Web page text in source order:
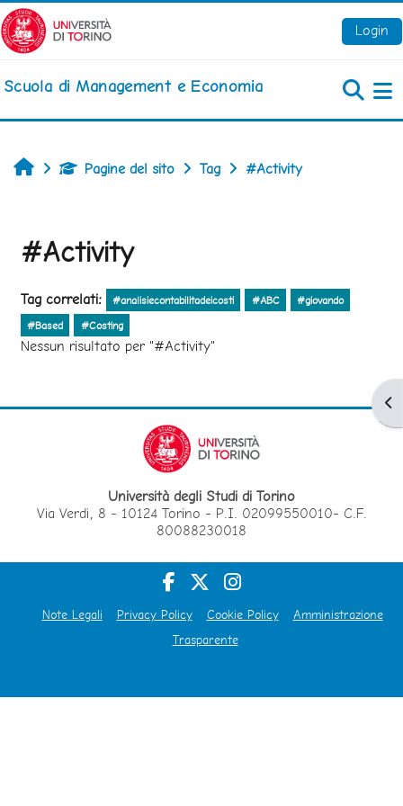
Vai al contenuto principale
Login
Scuola di Management e Economia
HomePagine del sito Tag #Activity
#Activity
Tag correlati: #analisiecontabilitadeicosti #ABC
#giovando
#Based
#Costing
Nessun risultato per "#Activity"
Università degli Studi di Torino
Via Verdi, 8 - 10124 Torino - P.I. 02099550010- C.F.
80088230018
Note Legali Privacy Policy Cookie Policy
Amministrazione
Trasparente